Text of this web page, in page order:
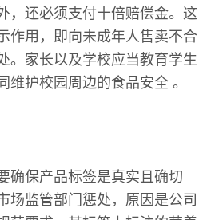
，还必须支付十倍赔偿金。这
作用，即向未成年人售卖不合
。家长以及学校应当教育学生
维护校园周边的食品安全 。
确保产品标签是真实且确切
场监管部门惩处，原因是公司